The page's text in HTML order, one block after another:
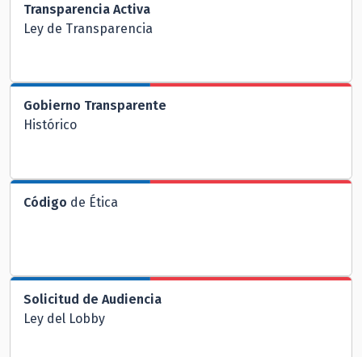
Transparencia Activa
Ley de Transparencia
Gobierno Transparente
Histórico
Código de Ética
Solicitud de Audiencia
Ley del Lobby